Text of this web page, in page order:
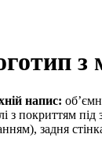
з
напис:
з покриттям під
задня